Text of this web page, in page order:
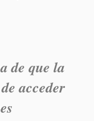
de que la
acceder